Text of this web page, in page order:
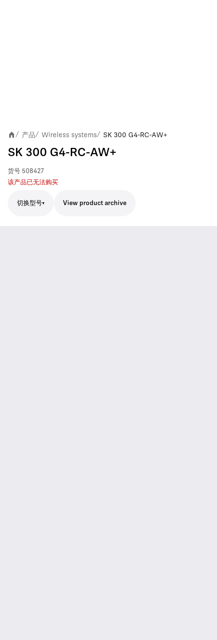
/ 产品/ Wireless systems/ SK 300 G4-RC-AW+
SK 300 G4-RC-AW+
货号 508427
该产品已无法购买
切换型号 View product archive